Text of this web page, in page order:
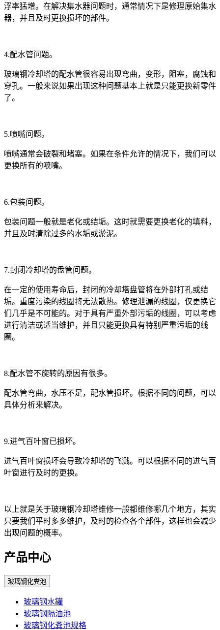
浮率猛增。在解决集水器问题时，通常情况下是修理原始集水
器，并且及时更换损坏的部件。
4.配水管问题。
玻璃钢冷却塔的配水管很容易出现弯曲，变形，阻塞，腐蚀和
穿孔。一般来说如果出现这种问题基本上就是只能更换新零件
了。
5.喷嘴问题。
喷嘴通常会破裂和堵塞。如果在条件允许的情况下，我们可以
更换所有的喷嘴。
6.包装问题。
包装问题一般就是老化或结垢。这时就需要更换老化的填料，
并且及时清除过多的水垢或淤泥。
7.封闭冷却塔的盘管问题。
在一定的使用寿命后，封闭的冷却塔盘管将在外部打孔或结
垢。重度污染的线圈将无法散热。修理泄漏的线圈，仅更换它
们几乎是不可能的。对于具有严重外部污垢的线圈，可以考虑
进行清洁或适当维护，并且只能更换具有特别严重污垢的线
圈。
8.配水管不旋转的原因有很多。
配水管弯曲，水压不足，配水管损坏。根据不同的问题，可以
具体分析来解决。
9.进气百叶窗已损坏。
进气百叶窗损坏会导致冷却塔的飞溅。可以根据不同的进气百
叶窗进行及时的更换。
以上就是关于玻璃钢冷却塔维修一般都维修哪几个地方，其实
只要我们平时多多维护，及时的检查各个部件，这样也会减少
出现问题的概率。
产品中心
玻璃钢化粪池
玻璃钢水罐
玻璃钢隔油池
玻璃钢化粪池规格